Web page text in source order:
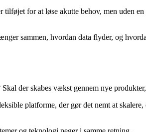
for at løse akutte behov, men uden
sammen, hvordan data flyder, og
der skabes vækst gennem nye
platforme, der gør det nemt at